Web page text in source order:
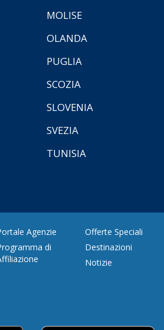
MOLISE
OLANDA
PUGLIA
SCOZIA
SLOVENIA
SVEZIA
TUNISIA
Agenzie
di
Offerte Speciali
Destinazioni
Notizie